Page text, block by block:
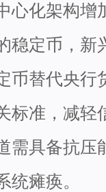
心化架构增
稳定币，新
币替代央行
标准，减轻
需具备抗压
统瘫痪。